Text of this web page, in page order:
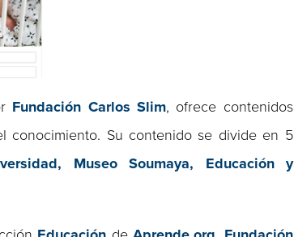
Fundación Carlos Slim, ofrece contenidos
conocimiento. Su contenido se divide en 5
Museo Soumaya, Educación y